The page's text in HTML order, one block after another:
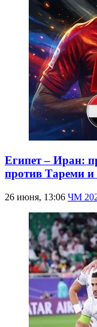
Египет – Иран:
против Тареми
26 июня, 13:06 ЧМ